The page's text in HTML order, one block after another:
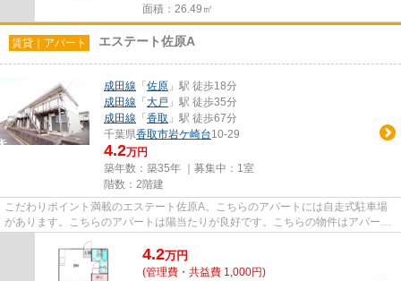
面積：26.49㎡
賃貸｜アパート エステート佐原A
成田線 「 佐原 」駅 徒歩18分
成田線 「 大戸 」駅 徒歩35分
成田線 「 香取 」駅 徒歩67分
千葉県香取市岩ケ崎台10-29
4.2万円
築年数：築35年 ｜募集中： 1室
階数：2階建
こだわりポイント満載のエステート佐原A。こちらのアパートには自走式駐車場
があります。こちらのアパートは陽当たりが良好です。こちらの物件はアパート
4.2万円
(管理費・共益費 1,000円)